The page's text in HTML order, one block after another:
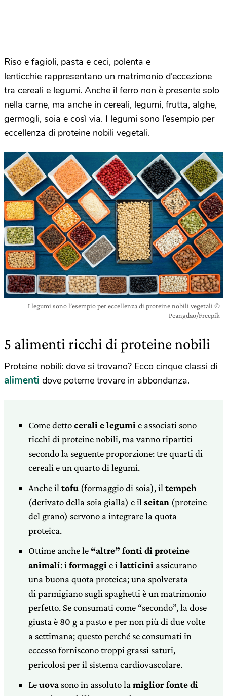
Riso e fagioli, pasta e ceci, polenta e
lenticchie rappresentano un matrimonio d’eccezione
tra cereali e legumi. Anche il ferro non è presente solo
nella carne, ma anche in cereali, legumi, frutta, alghe,
germogli, soia e così via. I legumi sono l’esempio per
eccellenza di proteine nobili vegetali.
I legumi sono l’esempio per eccellenza di proteine nobili vegetali ©
Peangdao/Freepik
5 alimenti ricchi di proteine nobili
Proteine nobili: dove si trovano? Ecco cinque classi di
alimenti dove poterne trovare in abbondanza.
Come dettocerali e legumie associati sono
ricchi di proteine nobili, ma vanno ripartiti
secondo la seguente proporzione: tre quarti di
cereali e un quarto di legumi.
Anche iltofu (formaggio di soia), iltempeh
(derivato della soia gialla) e ilseitan (proteine
del grano) servono a integrare la quota
proteica.
Ottime anche le “altre” fonti di proteine
animali: iformaggie ilatticini assicurano
una buona quota proteica; una spolverata
di parmigiano sugli spaghetti è un matrimonio
perfetto. Se consumati come “secondo”, la dose
giusta è 80 g a pasto e per non più di due volte
a settimana; questo perché se consumati in
eccesso forniscono troppi grassi saturi,
pericolosi per il sistema cardiovascolare.
Leuova sono in assoluto lamiglior fonte di